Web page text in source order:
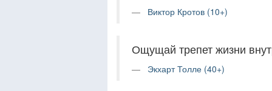
Виктор Кротов (10+)
Ощущай трепет жизни
Экхарт Толле (40+)